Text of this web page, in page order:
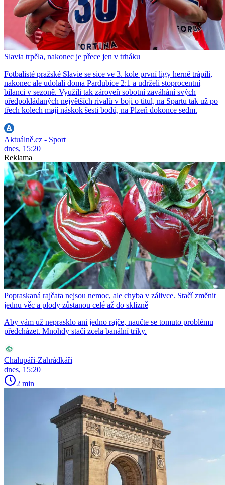
Slavia trpěla, nakonec je přece jen v trháku
Fotbalisté pražské Slavie se sice ve 3. kole první ligy herně trápili,
nakonec ale udolali doma Pardubice 2:1 a udrželi stoprocentní
bilanci v sezoně. Využili tak zároveň sobotní zaváhání svých
předpokládaných největších rivalů v boji o titul, na Spartu tak už po
třech kolech mají náskok šesti bodů, na Plzeň dokonce sedm.
Aktuálně.cz - Sport
dnes, 15:20
Reklama
Popraskaná rajčata nejsou nemoc, ale chyba v zálivce. Stačí změnit
jednu věc a plody zůstanou celé až do sklizně
Aby vám už neprasklo ani jedno rajče, naučte se tomuto problému
předcházet. Mnohdy stačí zcela banální triky.
Chalupáři-Zahrádkáři
dnes, 15:20
2 min